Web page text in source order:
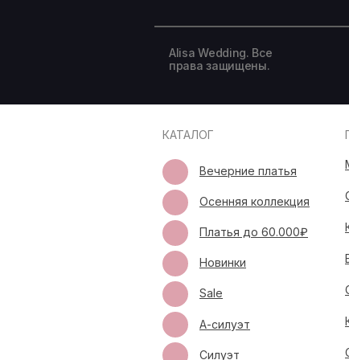
Alisa Wedding. Все
права защищены.
КАТАЛОГ
Осенняя коллекция
Вечерние платья
Силуэт
Новинки
Платья до 60.000₽
А-силуэт
Sale